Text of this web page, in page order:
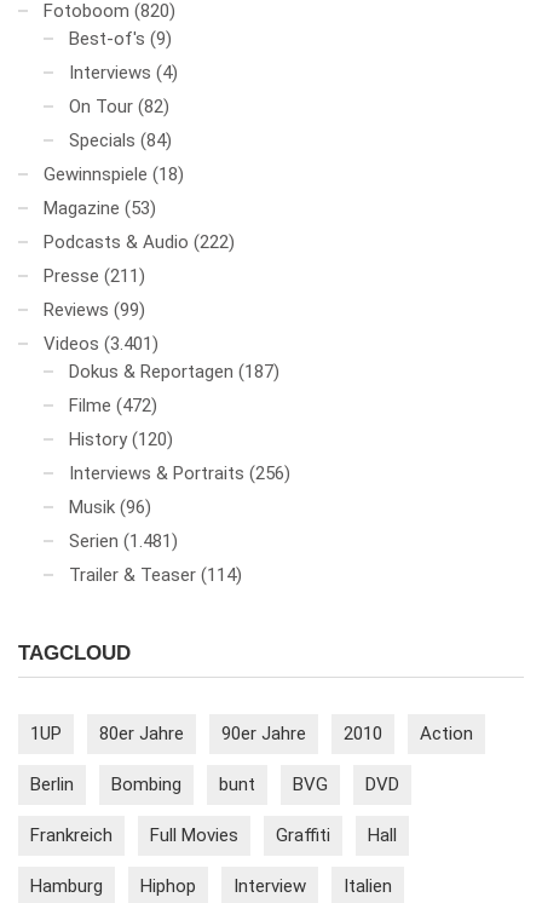
Fotoboom (820)
Best-of's (9)
Interviews (4)
On Tour (82)
Specials (84)
Gewinnspiele (18)
Magazine (53)
Podcasts & Audio (222)
Presse (211)
Reviews (99)
Videos (3.401)
Dokus & Reportagen (187)
Filme (472)
History (120)
Interviews & Portraits (256)
Musik (96)
Serien (1.481)
Trailer & Teaser (114)
TAGCLOUD
1UP 80er Jahre 90er Jahre 2010 Action
Berlin Bombing bunt BVG DVD
Frankreich Full Movies Graffiti Hall
Hamburg Hiphop Interview Italien